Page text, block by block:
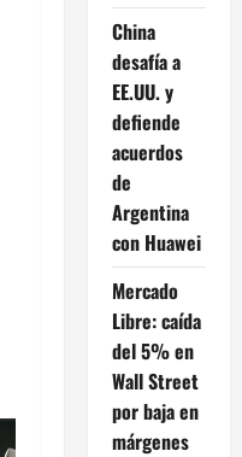
China
desafía a
EE.UU. y
defiende
acuerdos
de
Argentina
con Huawei
Mercado
Libre: caída
del 5% en
Wall Street
por baja en
márgenes